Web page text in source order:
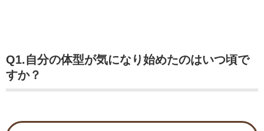
Q1.自分の体型が気になり始めたのはいつ頃で
すか？